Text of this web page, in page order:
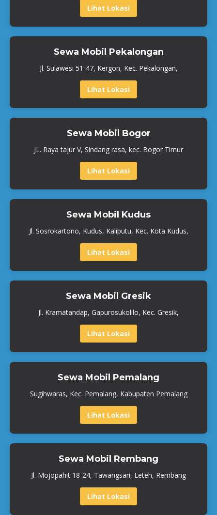
Lihat Lokasi
Sewa Mobil Pekalongan
Jl. Sulawesi 51-47, Kergon, Kec. Pekalongan,
Lihat Lokasi
Sewa Mobil Bogor
JL. Raya tajur V, Sindang rasa, kec. Bogor Timur
Lihat Lokasi
Sewa Mobil Kudus
Jl. Sosrokartono, Kudus, Kaliputu, Kec. Kota Kudus,
Lihat Lokasi
Sewa Mobil Gresik
Jl. Kramatandap, Gapurosukolilo, Kec. Gresik,
Lihat Lokasi
Sewa Mobil Pemalang
Sugihwaras, Kec. Pemalang, Kabupaten Pemalang
Lihat Lokasi
Sewa Mobil Rembang
Jl. Mojopahit 18-24, Tawangsari, Leteh, Rembang
Lihat Lokasi